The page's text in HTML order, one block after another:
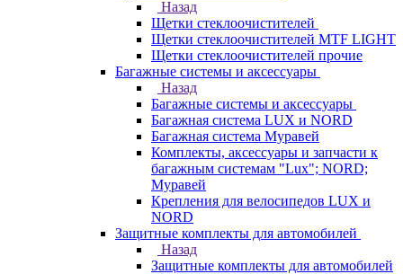
Назад
Щетки стеклоочистителей
Щетки стеклоочистителей MTF LIGHT
Щетки стеклоочистителей прочие
Багажные системы и аксессуары
Назад
Багажные системы и аксессуары
Багажная система LUX и NORD
Багажная система Муравей
Комплекты, аксессуары и запчасти к
багажным системам "Lux"; NORD;
Муравей
Крепления для велосипедов LUX и
NORD
Защитные комплекты для автомобилей
Назад
Защитные комплекты для автомобилей